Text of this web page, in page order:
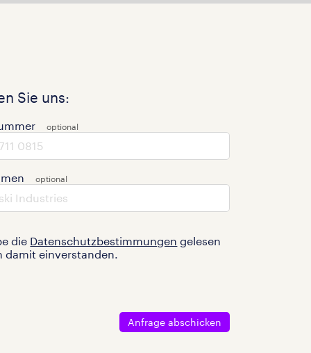
Sie uns:
die Datenschutzbestimmungen gelesen
damit einverstanden.
Anfrage abschicken